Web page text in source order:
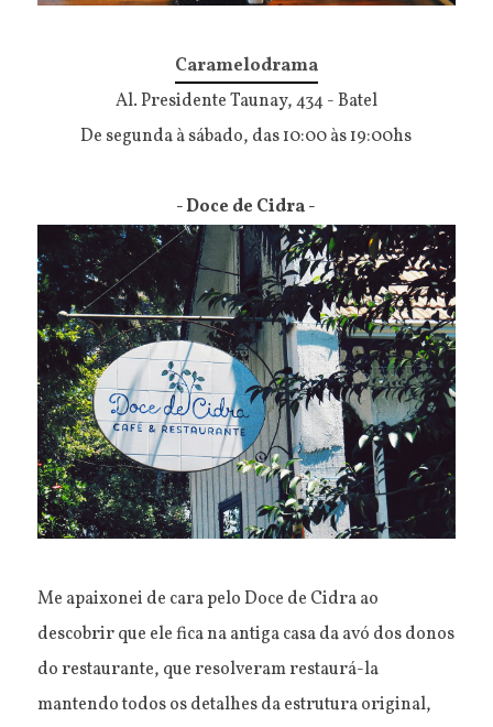
Caramelodrama
Al. Presidente Taunay, 434 - Batel
De segunda à sábado, das 10:00 às 19:00hs
- Doce de Cidra -
Me apaixonei de cara pelo Doce de Cidra ao
descobrir que ele fica na antiga casa da avó dos donos
do restaurante, que resolveram restaurá-la
mantendo todos os detalhes da estrutura original,